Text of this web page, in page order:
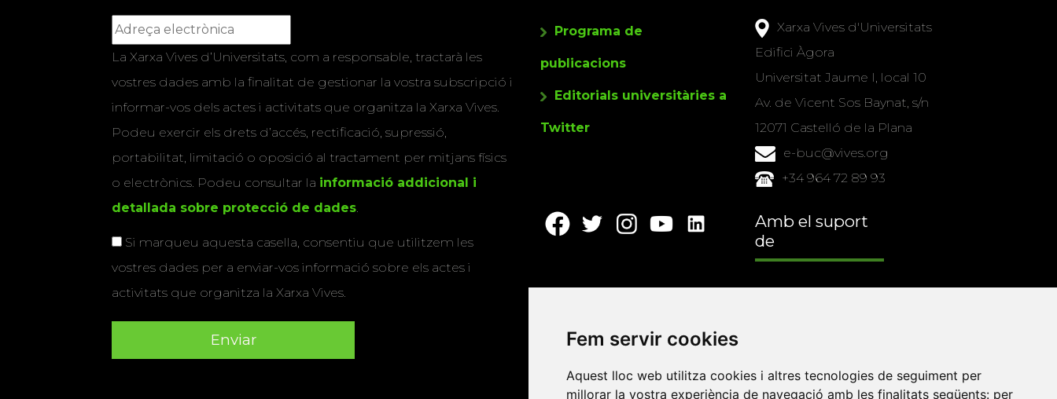
Fem servir cookies
Aquest lloc web utilitza cookies i altres tecnologies de seguiment per
millorar la vostra experiència de navegació amb les finalitats següents: per
La Xarxa Vives d’Universitats, com a responsable, tractarà les
vostres dades amb la finalitat de gestionar la vostra subscripció i
informar-vos dels actes i activitats que organitza la Xarxa Vives.
Podeu exercir els drets d’accés, rectificació, supressió,
portabilitat, limitació o oposició al tractament per mitjans físics
o electrònics. Podeu consultar la informació addicional i
detallada sobre protecció de dades.
Si marqueu aquesta casella, consentiu que utilitzem les
vostres dades per a enviar-vos informació sobre els actes i
activitats que organitza la Xarxa Vives.
Programa de
publicacions
Editorials universitàries a
Twitter
Xarxa Vives d'Universitats
Edifici Àgora
Universitat Jaume I, local 10
Av. de Vicent Sos Baynat, s/n
12071 Castelló de la Plana
e-buc@vives.org
+34 964 72 89 93
Amb el suport
de